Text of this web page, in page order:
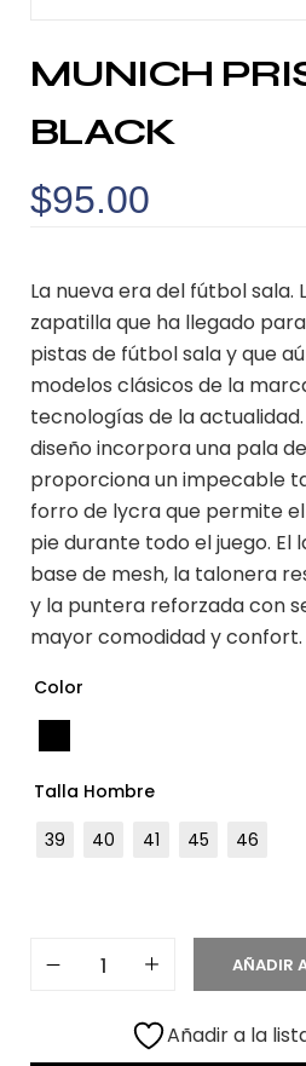
MUNICH
BLACK
$95.00
La nueva era del fútbol sala.
zapatilla que ha llegado
pistas de fútbol sala y que
modelos clásicos de la
tecnologías de la
diseño incorpora una pala
proporciona un impecable
forro de lycra que permite
pie durante todo el juego.
base de mesh, la talonera
y la puntera reforzada con
mayor comodidad y confort.
Color
Talla Hombre
39
40 41 45 46
AÑADIR
Añadir a la